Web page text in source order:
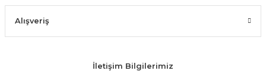
Alışveriş
İletişim Bilgilerimiz